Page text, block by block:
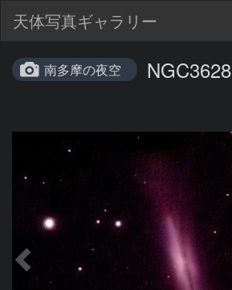
天体写真ギャラリー
南多摩の夜空 NGC3628